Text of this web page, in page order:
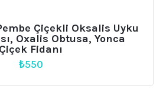
Çiçekli Oksalis Uyku
Oxalis Obtusa, Yonca
Çiçek Fidanı
₺550